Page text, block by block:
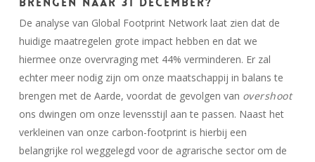
De analyse van Global Footprint Network laat zien dat de
huidige maatregelen grote impact hebben en dat we
hiermee onze overvraging met 44% verminderen. Er zal
echter meer nodig zijn om onze maatschappij in balans te
brengen met de Aarde, voordat de gevolgen van overshoot
ons dwingen om onze levensstijl aan te passen. Naast het
verkleinen van onze carbon-footprint is hierbij een
belangrijke rol weggelegd voor de agrarische sector om de